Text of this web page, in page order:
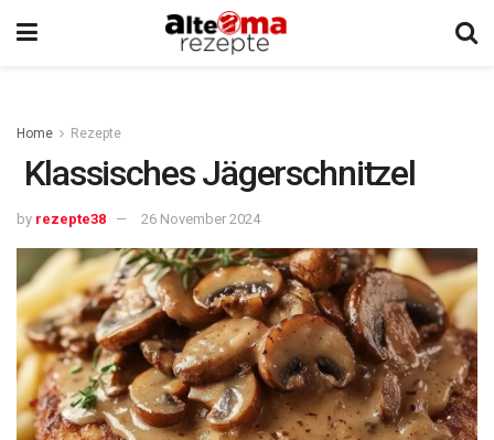
Home Rezepte
Klassisches Jägerschnitzel
by rezepte38 26 November 2024